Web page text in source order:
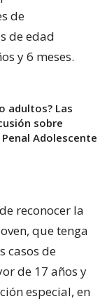
de
de edad
y 6 meses.
adultos? Las
sobre
Adolescente
reconocer la
que tenga
casos de
de 17 años y
especial, en